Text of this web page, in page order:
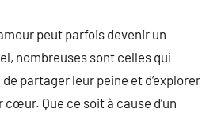
peut parfois devenir un
nombreuses sont celles qui
partager leur peine et d’explorer
Que ce soit à cause d’un